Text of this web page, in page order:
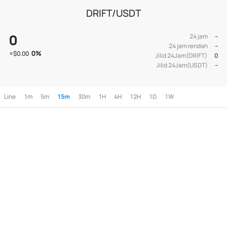
DRIFT/USDT
0
≈$0.00 0%
24 jam
--
24 jam rendah
--
Jilid 24Jam(DRIFT)
0
Jilid 24Jam(USDT)
--
Line 1m 5m 15m 30m 1H 4H 12H 1D 1W